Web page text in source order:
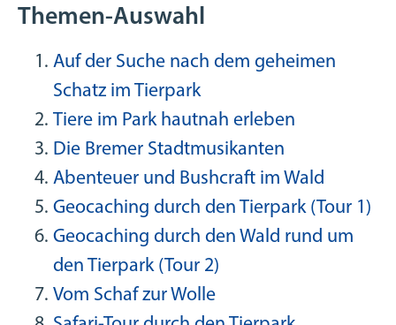
Themen-Auswahl
Auf der Suche nach dem geheimen
Schatz im Tierpark
Tiere im Park hautnah erleben
Die Bremer Stadtmusikanten
Abenteuer und Bushcraft im Wald
Geocaching durch den Tierpark (Tour 1)
Geocaching durch den Wald rund um
den Tierpark (Tour 2)
Vom Schaf zur Wolle